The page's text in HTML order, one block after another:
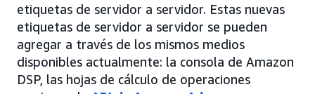
etiquetas de servidor a servidor. Estas nuevas
etiquetas de servidor a servidor se pueden
agregar a través de los mismos medios
disponibles actualmente: la consola de Amazon
DSP, las hojas de cálculo de operaciones